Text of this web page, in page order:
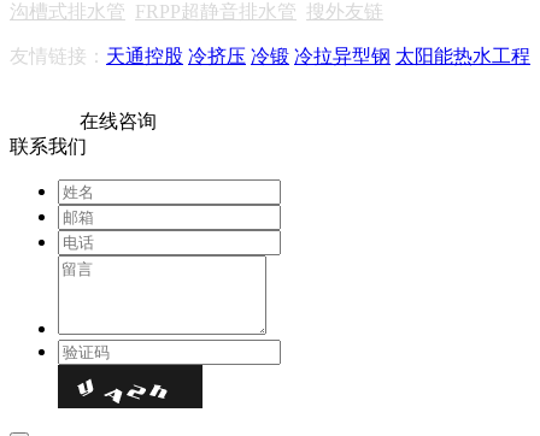
沟槽式排水管 FRPP超静音排水管 搜外友链
友情链接： 天通控股 冷挤压 冷锻 冷拉异型钢 太阳能热水工程
在线咨询
联系我们